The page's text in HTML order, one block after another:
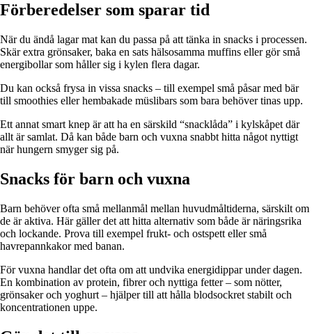
Förberedelser som sparar tid
När du ändå lagar mat kan du passa på att tänka in snacks i processen.
Skär extra grönsaker, baka en sats hälsosamma muffins eller gör små
energibollar som håller sig i kylen flera dagar.
Du kan också frysa in vissa snacks – till exempel små påsar med bär
till smoothies eller hembakade müslibars som bara behöver tinas upp.
Ett annat smart knep är att ha en särskild “snacklåda” i kylskåpet där
allt är samlat. Då kan både barn och vuxna snabbt hitta något nyttigt
när hungern smyger sig på.
Snacks för barn och vuxna
Barn behöver ofta små mellanmål mellan huvudmåltiderna, särskilt om
de är aktiva. Här gäller det att hitta alternativ som både är näringsrika
och lockande. Prova till exempel frukt- och ostspett eller små
havrepannkakor med banan.
För vuxna handlar det ofta om att undvika energidippar under dagen.
En kombination av protein, fibrer och nyttiga fetter – som nötter,
grönsaker och yoghurt – hjälper till att hålla blodsockret stabilt och
koncentrationen uppe.